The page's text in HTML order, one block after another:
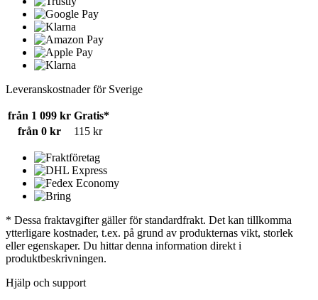
Leveranskostnader för Sverige
från 1 099 kr Gratis*
från 0 kr
115 kr
* Dessa fraktavgifter gäller för standardfrakt. Det kan tillkomma
ytterligare kostnader, t.ex. på grund av produkternas vikt, storlek
eller egenskaper. Du hittar denna information direkt i
produktbeskrivningen.
Hjälp och support